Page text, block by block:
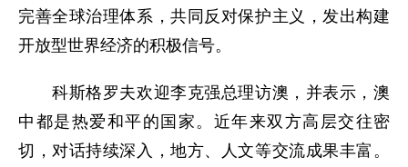
完善全球治理体系，共同反对保护主义，发出构建
开放型世界经济的积极信号。
科斯格罗夫欢迎李克强总理访澳，并表示，澳
中都是热爱和平的国家。近年来双方高层交往密
切，对话持续深入，地方、人文等交流成果丰富。